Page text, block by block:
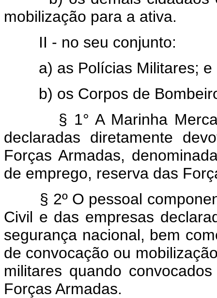
mobilização para a ativa.
II - no seu conjunto:
a) as Polícias Militares; e
b) os Corpos de
§ 1° A Marinha
declaradas diretamente
Forças Armadas,
de emprego, reserva das
§ 2º O pessoal
Civil e das empresas
segurança nacional, bem
de convocação ou
militares quando
Forças Armadas.